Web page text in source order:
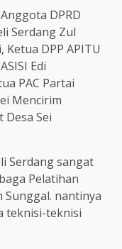
DPRD
Serdang Zul
Ketua DPP APITU
Edi
PAC Partai
Mencirim
Sei
Serdang sangat
Pelatihan
Sunggal. nantinya
teknisi-teknisi